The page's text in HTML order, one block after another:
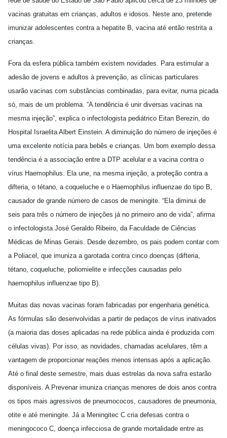
vacinas gratuitas em crianças, adultos e idosos. Neste ano, pretende
imunizar adolescentes contra a hepatite B, vacina até então restrita a
crianças.
Fora da esfera pública também existem novidades. Para estimular a
adesão de jovens e adultos à prevenção, as clínicas particulares
usarão vacinas com substâncias combinadas, para evitar, numa picada
só, mais de um problema. “A tendência é unir diversas vacinas na
mesma injeção”, explica o infectologista pediátrico Eitan Berezin, do
Hospital Israelita Albert Einstein. A diminuição do número de injeções é
uma excelente notícia para bebês e crianças. Um bom exemplo dessa
tendência é a associação entre a DTP acelular e a vacina contra o
vírus Haemophilus. Ela une, na mesma injeção, a proteção contra a
difteria, o tétano, a coqueluche e o Haemophilus influenzae do tipo B,
causador de grande número de casos de meningite. “Ela diminui de
seis para três o número de injeções já no primeiro ano de vida”, afirma
o infectologista José Geraldo Ribeiro, da Faculdade de Ciências
Médicas de Minas Gerais. Desde dezembro, os pais podem contar com
a Poliacel, que imuniza a garotada contra cinco doenças (difteria,
tétano, coqueluche, poliomielite e infecções causadas pelo
haemophilus influenzae tipo B).
Muitas das novas vacinas foram fabricadas por engenharia genética.
As fórmulas são desenvolvidas a partir de pedaços de vírus inativados
(a maioria das doses aplicadas na rede pública ainda é produzida com
células vivas). Por isso, as novidades, chamadas acelulares, têm a
vantagem de proporcionar reações menos intensas após a aplicação.
Até o final deste semestre, mais duas estrelas da nova safra estarão
disponíveis. A Prevenar imuniza crianças menores de dois anos contra
os tipos mais agressivos de pneumococos, causadores de pneumonia,
otite e até meningite. Já a Meningitec C cria defesas contra o
meningococo C, doença infecciosa de grande mortalidade entre as